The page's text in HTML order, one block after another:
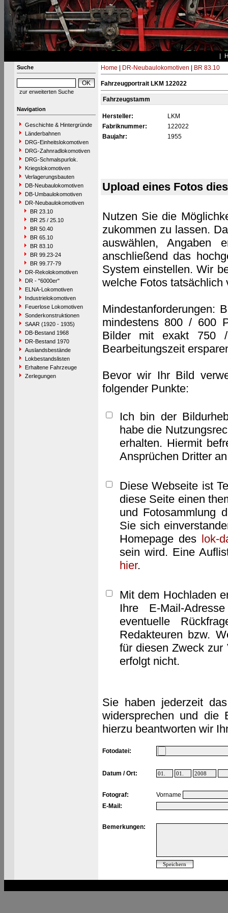
Suche
zur erweiterten Suche
Navigation
Geschichte & Hintergründe
Länderbahnen
DRG-Einheitslokomotiven
DRG-Zahnradlokomotiven
DRG-Schmalspurlok.
Kriegslokomotiven
Verlagerungsbauten
DB-Neubaulokomotiven
DB-Umbaulokomotiven
DR-Neubaulokomotiven
BR 23.10
BR 25 / 25.10
BR 50.40
BR 65.10
BR 83.10
BR 99.23-24
BR 99.77-79
DR-Rekolokomotiven
DR - "6000er"
ELNA-Lokomotiven
Industrielokomotiven
Feuerlose Lokomotiven
Sonderkonstruktionen
SAAR (1920 - 1935)
DB-Bestand 1968
DR-Bestand 1970
Auslandsbestände
Lokbestandslisten
Erhaltene Fahrzeuge
Zerlegungen
Home DR-Neubaulokomotiven BR 83.10
Fahrzeugportrait LKM 122022
Fahrzeugstamm
Hersteller:
LKM
Fabriknummer:
122022
Baujahr:
1955
Upload eines Fotos
Nutzen Sie die
zukommen zu lassen.
auswählen, Angaben
anschließend das
System einstellen. Wir
welche Fotos tatsächlich
Mindestanforderungen:
mindestens 800 / 600
Bilder mit exakt 750
Bearbeitungszeit
Bevor wir Ihr Bild
folgender Punkte:
Ich bin der
habe die
erhalten. Hiermit
Ansprüchen Dritter
Diese Webseite ist
diese Seite einen
und Fotosammlung
Sie sich
Homepage des lok-
sein wird. Eine
hier.
Mit dem Hochladen
Ihre E-Mail-
eventuelle
Redakteuren bzw.
für diesen Zweck zur
erfolgt nicht.
Sie haben jederzeit
widersprechen und die
hierzu beantworten wir
Fotodatei:
Datum / Ort:
Fotograf:
Vorname
E-Mail:
Bemerkungen: